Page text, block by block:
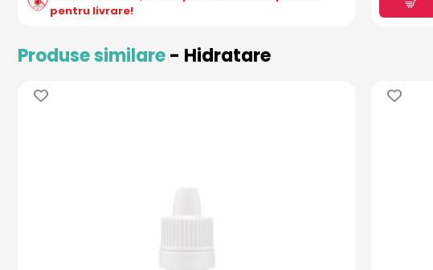
pentru livrare!
Produse similare- Hidratare